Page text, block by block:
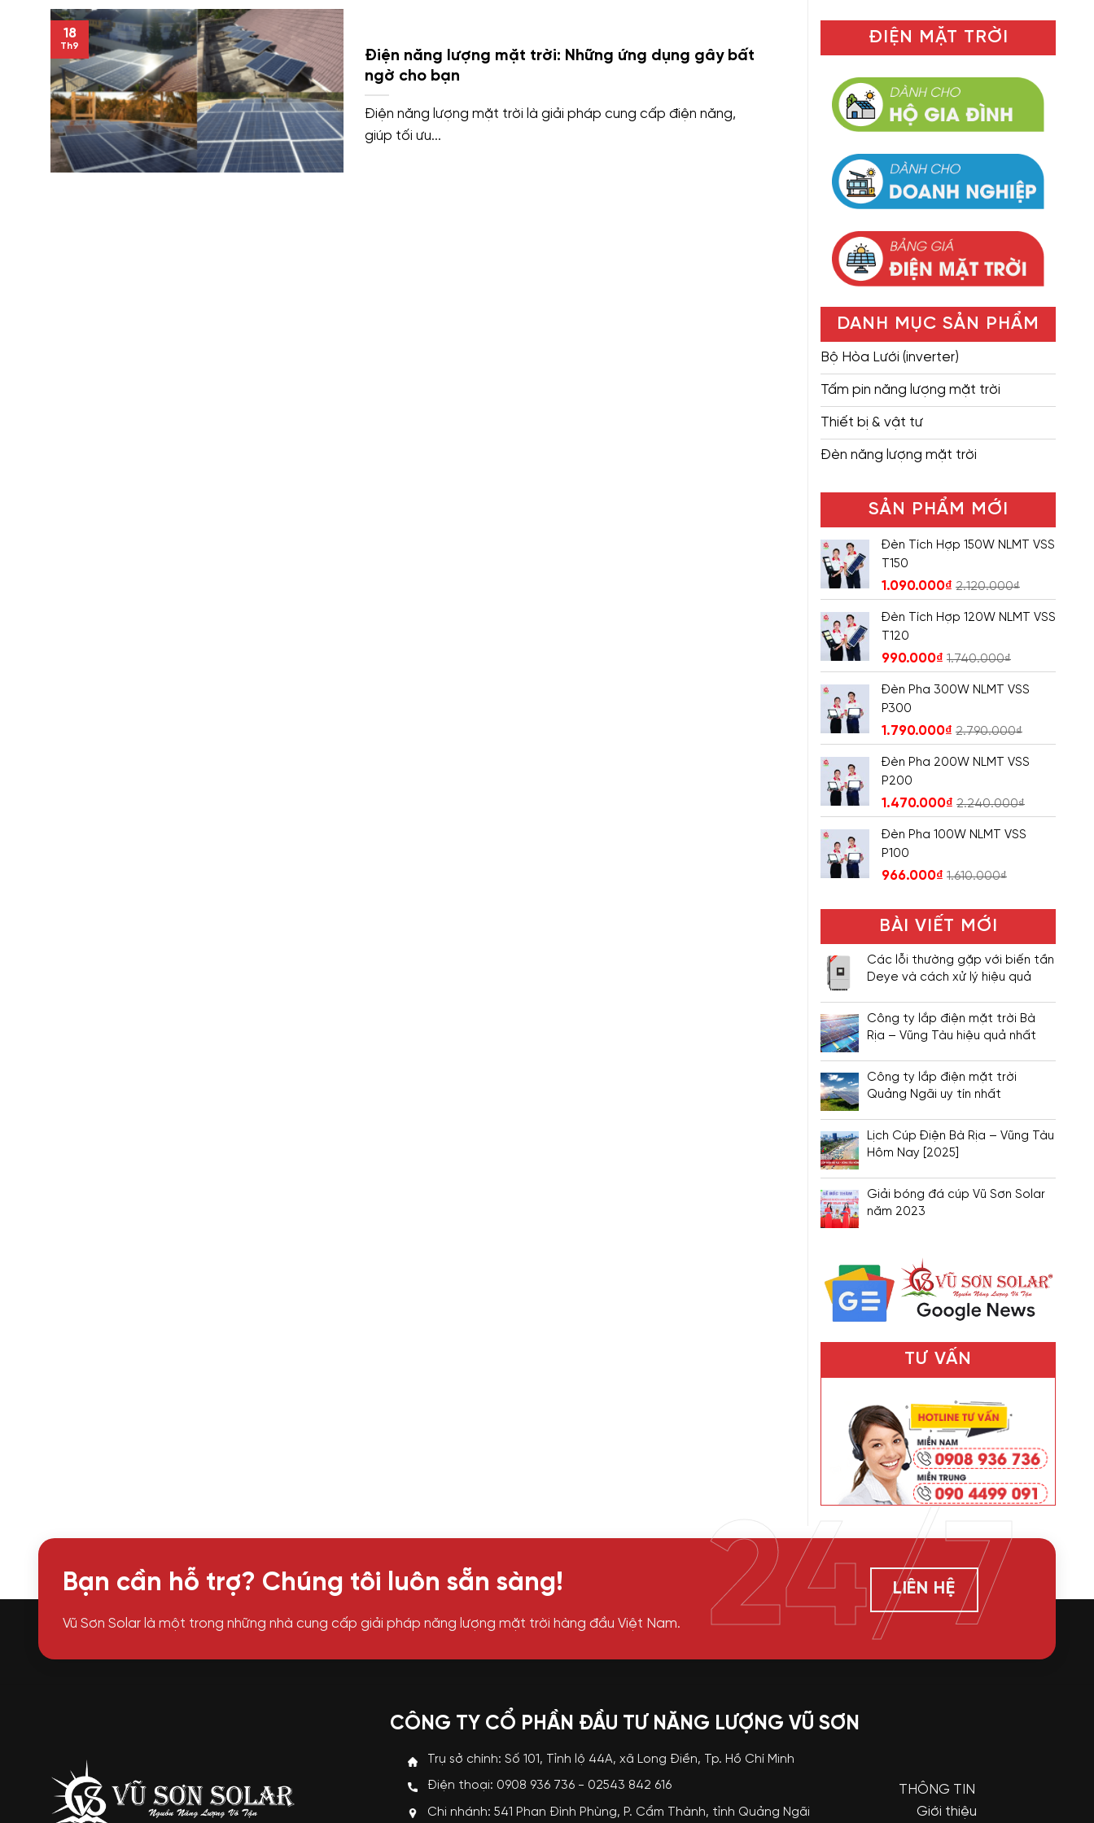
Điện năng lượng mặt trời: Những ứng dụng gây bất
ngờ cho bạn
Điện năng lượng mặt trời là giải pháp cung cấp điện năng,
giúp tối ưu...
18
Th9 ĐIỆN MẶT TRỜI
DANH MỤC SẢN PHẨM
Bộ Hòa Lưới (inverter)
Tấm pin năng lượng mặt trời
Thiết bị & vật tư
Đèn năng lượng mặt trời
SẢN PHẨM MỚI
Đèn Tích Hợp 150W NLMT VSS
T150
1.090.000₫ 2.120.000₫
Đèn Tích Hợp 120W NLMT VSS
T120
990.000₫ 1.740.000₫
Đèn Pha 300W NLMT VSS
P300
1.790.000₫ 2.790.000₫
Đèn Pha 200W NLMT VSS
P200
1.470.000₫ 2.240.000₫
Đèn Pha 100W NLMT VSS
P100
966.000₫ 1.610.000₫
BÀI VIẾT MỚI
Các lỗi thường gặp với biến tần
Deye và cách xử lý hiệu quả
Công ty lắp điện mặt trời Bà
Rịa – Vũng Tàu hiệu quả nhất
Công ty lắp điện mặt trời
Quảng Ngãi uy tín nhất
Lịch Cúp Điện Bà Rịa – Vũng Tàu
Hôm Nay [2025]
Giải bóng đá cúp Vũ Sơn Solar
năm 2023
TƯ VẤN
Bạn cần hỗ trợ? Chúng tôi luôn sẵn sàng!
Vũ Sơn Solar là một trong những nhà cung cấp giải pháp năng lượng mặt trời hàng đầu Việt Nam.
LIÊN HỆ
24/7
CÔNG TY CỔ PHẦN ĐẦU TƯ NĂNG LƯỢNG VŨ SƠN
Trụ sở chính: Số 101, Tỉnh lộ 44A, xã Long Điền, Tp. Hồ Chí Minh
Điện thoại: 0908 936 736 - 02543 842 616
Chi nhánh: 541 Phan Đình Phùng, P. Cẩm Thành, tỉnh Quảng Ngãi
THÔNG TIN
Giới thiệu